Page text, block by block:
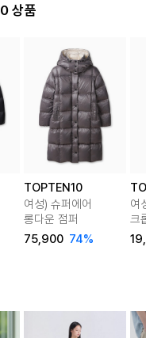
상품
TOPTEN10
여성) 슈퍼에어
롱다운 점퍼
75,900 74%
여
크